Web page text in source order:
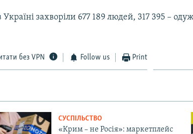
Україні захворіли 677 189 людей, 317 395 –
без VPN Follow us Print
СУСПІЛЬСТВО
«Крим – не Росія»: маркетплейс